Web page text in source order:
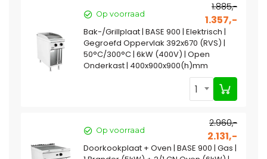
Op voorraad
1.885,-
1.357,-
Bak-/Grillplaat | BASE 900 | Elektrisch |
Gegroefd Oppervlak 392x670 (RVS) |
50°C/300°C | 6kW (400V) | Open
Onderkast | 400x900x900(h)mm
1
Op voorraad
2.960,-
2.131,-
Doorkookplaat + Oven | BASE 900 | Gas |